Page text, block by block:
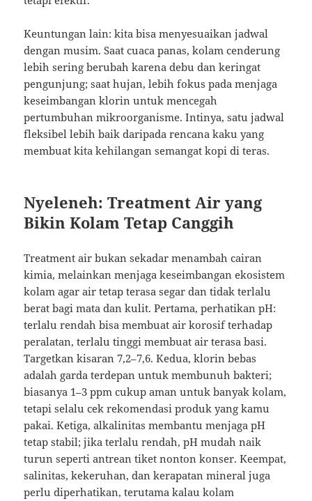
Keuntungan lain: kita bisa menyesuaikan jadwal
dengan musim. Saat cuaca panas, kolam cenderung
lebih sering berubah karena debu dan keringat
pengunjung; saat hujan, lebih fokus pada menjaga
keseimbangan klorin untuk mencegah
pertumbuhan mikroorganisme. Intinya, satu jadwal
fleksibel lebih baik daripada rencana kaku yang
membuat kita kehilangan semangat kopi di teras.
Nyeleneh: Treatment Air yang
Bikin Kolam Tetap Canggih
Treatment air bukan sekadar menambah cairan
kimia, melainkan menjaga keseimbangan ekosistem
kolam agar air tetap terasa segar dan tidak terlalu
berat bagi mata dan kulit. Pertama, perhatikan pH:
terlalu rendah bisa membuat air korosif terhadap
peralatan, terlalu tinggi membuat air terasa basi.
Targetkan kisaran 7,2–7,6. Kedua, klorin bebas
adalah garda terdepan untuk membunuh bakteri;
biasanya 1–3 ppm cukup aman untuk banyak kolam,
tetapi selalu cek rekomendasi produk yang kamu
pakai. Ketiga, alkalinitas membantu menjaga pH
tetap stabil; jika terlalu rendah, pH mudah naik
turun seperti antrean tiket nonton konser. Keempat,
salinitas, kekeruhan, dan kerapatan mineral juga
perlu diperhatikan, terutama kalau kolam